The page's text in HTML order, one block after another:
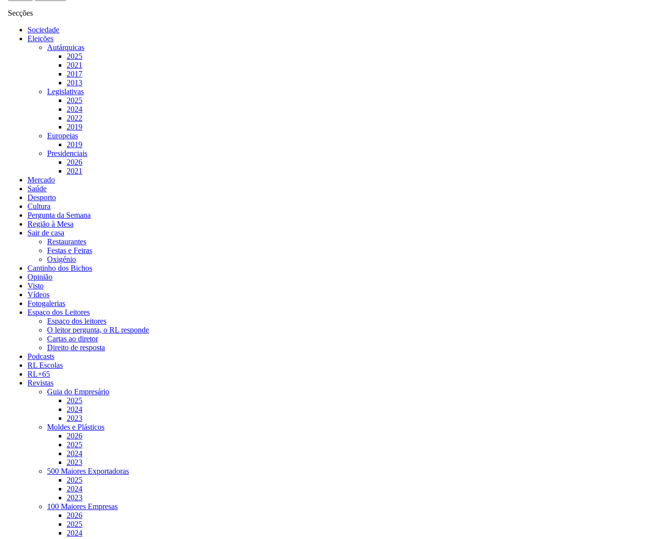
Secções
Sociedade
Eleições
Autárquicas
2025
2021
2017
2013
Legislativas
2025
2024
2022
2019
Europeias
2019
Presidenciais
2026
2021
Mercado
Saúde
Desporto
Cultura
Pergunta da Semana
Região à Mesa
Sair de casa
Restaurantes
Festas e Feiras
Oxigénio
Cantinho dos Bichos
Opinião
Visto
Vídeos
Fotogalerias
Espaço dos Leitores
Espaço dos leitores
O leitor pergunta, o RL responde
Cartas ao diretor
Direito de resposta
Podcasts
RL Escolas
RL+65
Revistas
Guia do Empresário
2025
2024
2023
Moldes e Plásticos
2026
2025
2024
2023
500 Maiores Exportadoras
2025
2024
2023
100 Maiores Empresas
2026
2025
2024